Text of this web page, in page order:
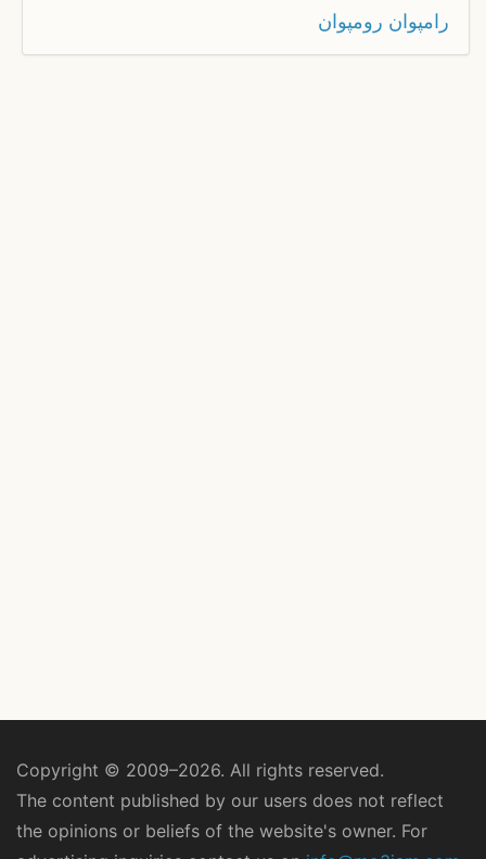
رامپوان رومپوان
Copyright © 2009–2026. All rights reserved.
The content published by our users does not reflect
the opinions or beliefs of the website's owner. For